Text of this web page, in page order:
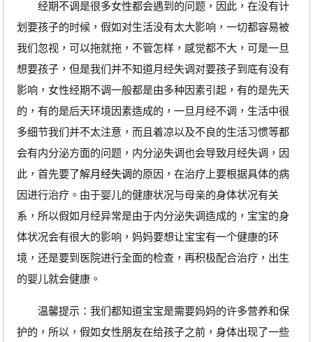
经期不调是很多女性都会遇到的问题，因此，在没有计
划要孩子的时候，假如对生活没有太大影响，一切都容易被
我们忽视，可以拖就拖，不管怎样，感觉都不大，可是一旦
想要孩子，但是我们并不知道月经失调对要孩子到底有没有
影响，女性经期不调一般都是由多种因素引起，有的是先天
的，有的是后天环境因素造成的，一旦月经不调，生活中很
多细节我们并不太注意，而且着凉以及不良的生活习惯等都
会有内分泌方面的问题，内分泌失调也会导致月经失调，因
此，首先要了解月经失调的原因，在治疗上要根据具体的病
因进行治疗。由于婴儿的健康状况与母亲的身体状况有关
系，所以假如月经异常是由于内分泌失调造成的，宝宝的身
体状况会有很大的影响，妈妈要想让宝宝有一个健康的环
境，还是要到医院进行全面的检查，再积极配合治疗，出生
的婴儿就会健康。
温馨提示：我们都知道宝宝是需要妈妈的许多营养和保
护的，所以，假如女性朋友在给孩子之前，身体出现了一些